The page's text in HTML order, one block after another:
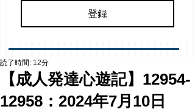
登録
【成人発達心遊記】12954-
12958：2024年7月10日
読了時間: 12分